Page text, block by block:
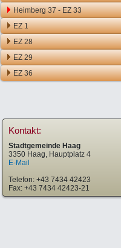
Heimberg 37 - EZ 33
EZ 1
EZ 28
EZ 29
EZ 36
Kontakt:
Stadtgemeinde Haag
3350 Haag, Hauptplatz 4
E-Mail
Telefon: +43 7434 42423
Fax: +43 7434 42423-21